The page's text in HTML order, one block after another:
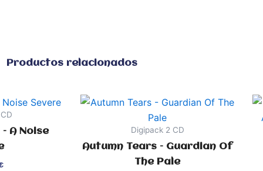
Productos relacionados
A Noise
Digipack 2 CD
Autumn Tears – Guardian Of
The Pale